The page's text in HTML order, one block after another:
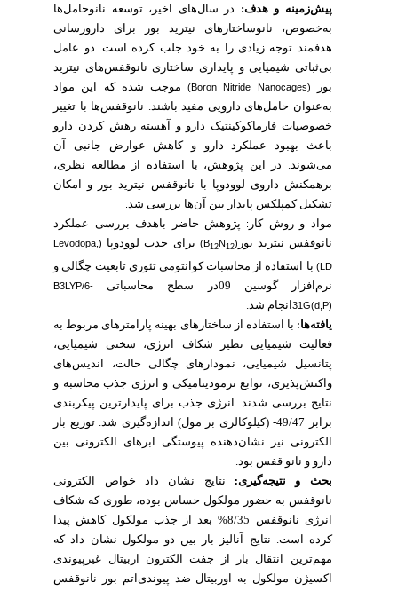
پیش‌زمینه و هدف:در سال‌های اخیر، توسعه نانوحامل‌ها
به‌خصوص، نانوساختارهای نیترید بور برای دارورسانی
هدفمند توجه زیادی را به خود جلب کرده است. دو عامل
بی‌ثباتی شیمیایی و پایداری ساختاری نانوقفس‌های نیترید
بور(Boron Nitride Nanocages)
موجب شده که این مواد
به‌عنوان حامل‌های دارویی مفید باشند. نانوقفس‌ها با تغییر
خصوصیات فارماکوکینتیک دارو و آهسته رهش
کردن دارو
باعث
بهبود عملکرد دارو و کاهش عوارض جانبی
آن
می‌شوند.در این پژوهش، با استفاده از مطالعه نظری،
برهمکنش
داروی لوودوپا با نانوقفس نیترید بورو
امکان
تشکیل کمپلکس پایدار بین آن‌ها بررسی شد.
مواد و روش کار:پژوهش حاضر باهدف بررسی عملکرد
نانوقفس نیترید بور(B
12N12
)برای جذب لوودوپا (Levodopa,
LD) با استفاده از محاسبات کوانتومی تئوری تابعیت چگالی و
نرم‌افزار گوسین 09در
سطح محاسباتی
B3LYP/6-
31G(d,P)انجام شد.
یافته‌ها:با استفاده از ساختارهای بهینه پارامترهای مربوط به
فعالیت شیمیایی نظیر شکاف انرژی، سختی
شیمیایی،
پتانسیل شیمیایی، نمودارهای چگالی حالت، اندیس‌های
واکنش‌پذیری، توابع ترمودینامیکی و انرژی جذب محاسبه و
نتایج بررسی شدند.انرژی جذب برای پایدارترین پیکربندی
برابر 49/47-
(ک یلوکالری بر مول) اندازه‌گیری شد. توزیع بار
الکترونی
نیز نشان‌دهنده پیوستگی ابرهای الکترونی
بین
دارو و نانو قفس بود.
بحث و نتیجه‌گیری : نتایج نشان
داد خواص الکترونی
نانوقفس به حضور مولکول حساس بوده، طوری که شکاف
انرژی نانوقفس 8/35% بعد از جذب مولکول کاهش پیدا
کرده است. نتایج آنالیز بار بین دو مولکول نشان داد که
مهم‌ترین انتقال بار از جفت الکترون اربیتال غیرپیوندی
اکسیژن مولکول به اوربیتال ضد پیوندی‌اتم بور نانوقفس